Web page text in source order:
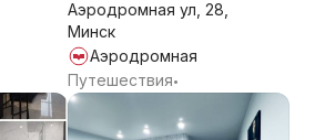
Аэродромная ул, 28,
Минск
Аэродромная
Путешествия•